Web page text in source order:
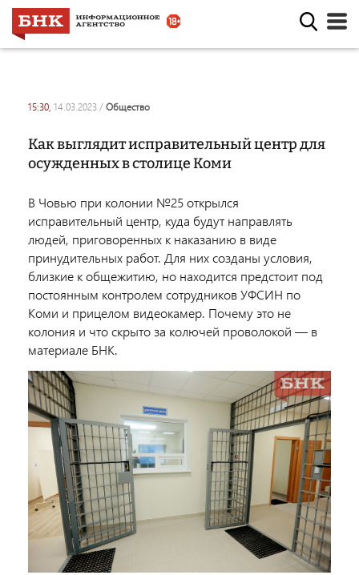
15:30, 14.03.2023 / общество
Как выглядит исправительный центр для
осужденных в столице Коми
В Човью при колонии №25 открылся
исправительный центр, куда будут направлять
людей, приговоренных к наказанию в виде
принудительных работ. Для них созданы условия,
близкие к общежитию, но находится предстоит под
постоянным контролем сотрудников УФСИН по
Коми и прицелом видеокамер. Почему это не
колония и что скрыто за колючей проволокой — в
материале БНК.